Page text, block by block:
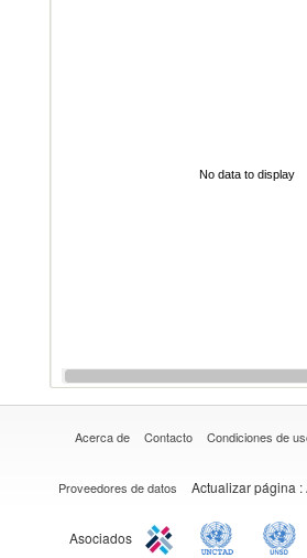
No data to display
Acerca de Contacto Condiciones de
Proveedores de datos Actualizar página :
Asociados